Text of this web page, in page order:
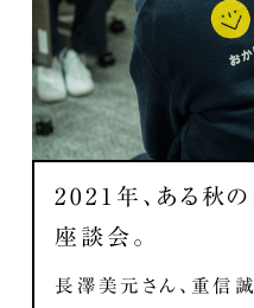
2021年、ある秋の
座談会。
長澤美元さん、重信